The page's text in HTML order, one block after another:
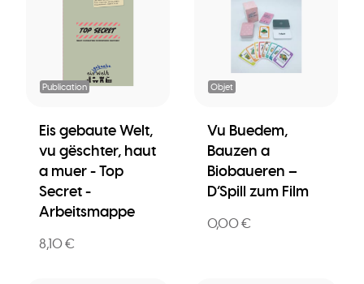
Publication
Eis gebaute Welt,
vu gëschter, haut
a muer - Top
Secret -
Arbeitsmappe
8,10 €
Objet
Vu Buedem,
Bauzen a
Biobaueren –
D’Spill zum Film
0,00 €